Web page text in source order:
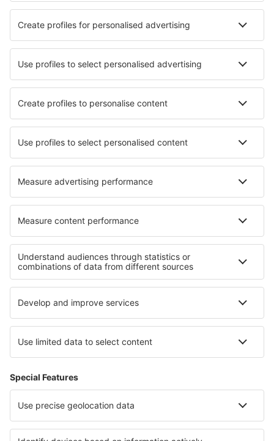
Hoteluri în La Rochelle
Cele mai bune hoteluri - orașe
Hoteluri în Niedersfeld Hoteluri în Thomsdorf
Hoteluri în Sao Jose Dos Pinhais Hoteluri în Monona
Hoteluri în Scuol Hoteluri în Elektrostal
Hoteluri în Helendale Hoteluri în Haiku
Cele mai bune hoteluri - regiuni
Hoteluri în Lorraine Hoteluri în Picardy
Hoteluri în regiunea Munților Jura Hoteluri în Val Cenis
Hoteluri în Ile-de-France Hoteluri în Boa Vista
Hoteluri în Bahamas Hoteluri in Stubaital
Hoteluri in Aukstaitija National Park